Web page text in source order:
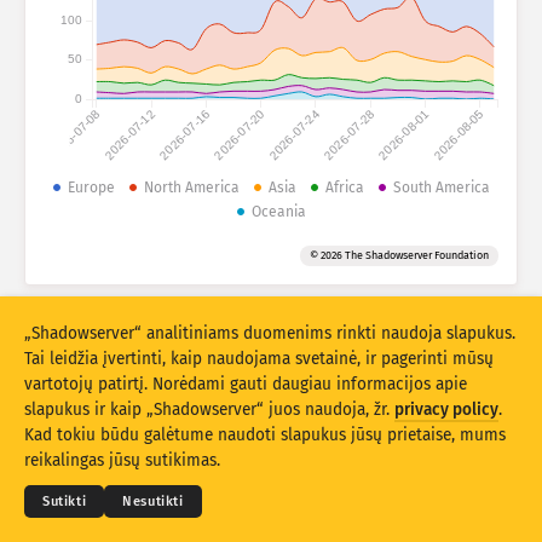
Išpuolių statistiniai duomenys: Prietaisai
Pagalba
Duomenų rinkinys
Riba
Persidengia
Atnaujinti Atnaujinti
Atsisiųsti kaip PNG
2026-07-082026-07-122026-07-162026-07-202026-07-242026-07-282026-08-012026-08-05
0
50
100
Europe North America Asia Africa
South America
Oceania
© 2026 The Shadowserver Foundation
© 2026THE SHADOWSERVER FOUNDATION
Privatumo politika ir sąlygos
Susisiekite su mumis
Kūrėjų sąrašas
„Shadowserver“ analitiniams duomenims rinkti naudoja slapukus.
Tai leidžia įvertinti, kaip naudojama svetainė, ir pagerinti mūsų
vartotojų patirtį. Norėdami gauti daugiau informacijos apie
slapukus ir kaip „Shadowserver“ juos naudoja, žr. privacy policy.
Kad tokiu būdu galėtume naudoti slapukus jūsų prietaise, mums
reikalingas jūsų sutikimas.
Sutikti Nesutikti